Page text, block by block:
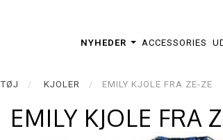
NYHEDER ACCESSORIES
TØJ KJOLER EMILY KJOLE FRA ZE-ZE
EMILY KJOLE FRA